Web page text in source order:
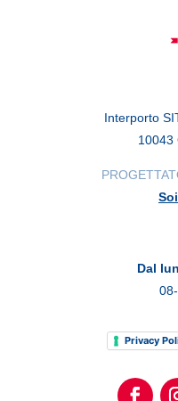
Interporto
10043
Dal
Privacy